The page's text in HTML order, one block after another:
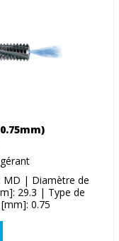
MD | Diamètre de
29.3 | Type de
0.75